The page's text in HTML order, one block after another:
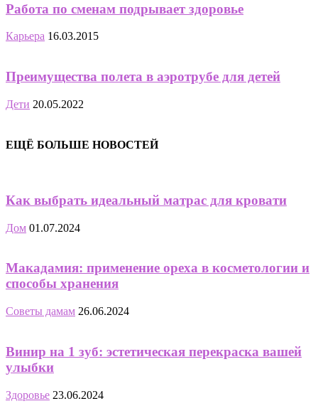
Работа по сменам подрывает здоровье
Карьера 16.03.2015
Преимущества полета в аэротрубе для детей
Дети 20.05.2022
ЕЩЁ БОЛЬШЕ НОВОСТЕЙ
Как выбрать идеальный матрас для кровати
Дом 01.07.2024
Макадамия: применение ореха в косметологии и
способы хранения
Советы дамам 26.06.2024
Винир на 1 зуб: эстетическая перекраска вашей
улыбки
Здоровье 23.06.2024